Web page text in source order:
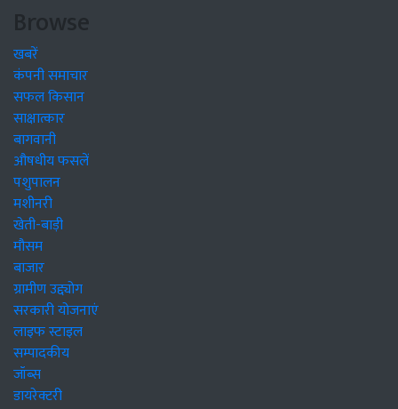
Browse
खबरें
कंपनी समाचार
सफल किसान
साक्षात्कार
बागवानी
औषधीय फसलें
पशुपालन
मशीनरी
खेती-बाड़ी
मौसम
बाजार
ग्रामीण उद्द्योग
सरकारी योजनाएं
लाइफ स्टाइल
सम्पादकीय
जॉब्स
डायरेक्टरी